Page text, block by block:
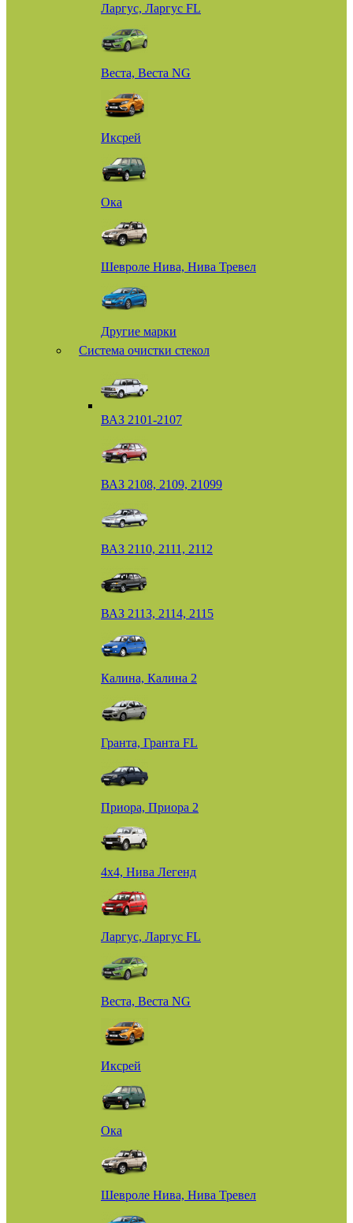
Ларгус, Ларгус FL
Веста, Веста NG
Иксрей
Ока
Шевроле Нива, Нива Тревел
Другие марки
Система очистки стекол
ВАЗ 2101-2107
ВАЗ 2108, 2109, 21099
ВАЗ 2110, 2111, 2112
ВАЗ 2113, 2114, 2115
Калина, Калина 2
Гранта, Гранта FL
Приора, Приора 2
4х4, Нива Легенд
Ларгус, Ларгус FL
Веста, Веста NG
Иксрей
Ока
Шевроле Нива, Нива Тревел